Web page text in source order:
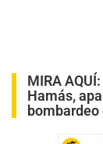
MIRA AQUÍ:
Hamás,
bombardeo